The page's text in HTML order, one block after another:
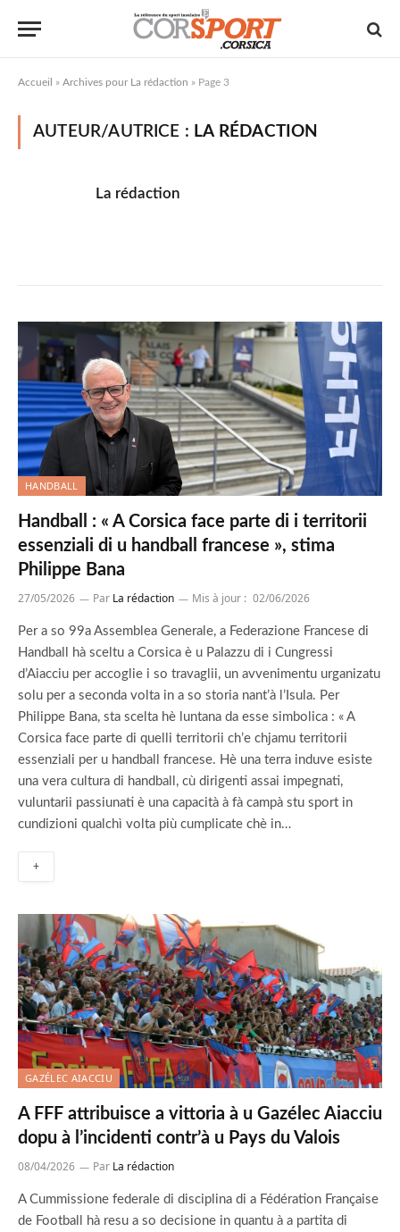
Accueil » Archives pour La rédaction » Page 3
AUTEUR/AUTRICE : LA RÉDACTION
La rédaction
HANDBALL
Handball : « A Corsica face parte di i territorii
essenziali di u handball francese », stima
Philippe Bana
27/05/2026 Par La rédaction Mis à jour : 02/06/2026
Per a so 99a Assemblea Generale, a Federazione Francese di
Handball hà sceltu a Corsica è u Palazzu di i Cungressi
d’Aiacciu per accoglie i so travaglii, un avvenimentu urganizatu
solu per a seconda volta in a so storia nant’à l’Isula. Per
Philippe Bana, sta scelta hè luntana da esse simbolica : « A
Corsica face parte di quelli territorii ch’e chjamu territorii
essenziali per u handball francese. Hè una terra induve esiste
una vera cultura di handball, cù dirigenti assai impegnati,
vuluntarii passiunati è una capacità à fà campà stu sport in
cundizioni qualchì volta più cumplicate chè in…
+
GAZÉLEC AIACCIU
A FFF attribuisce a vittoria à u Gazélec Aiacciu
dopu à l’incidenti contr’à u Pays du Valois
08/04/2026 Par La rédaction
A Cummissione federale di disciplina di a Fédération Française
de Football hà resu a so decisione in quantu à a partita di